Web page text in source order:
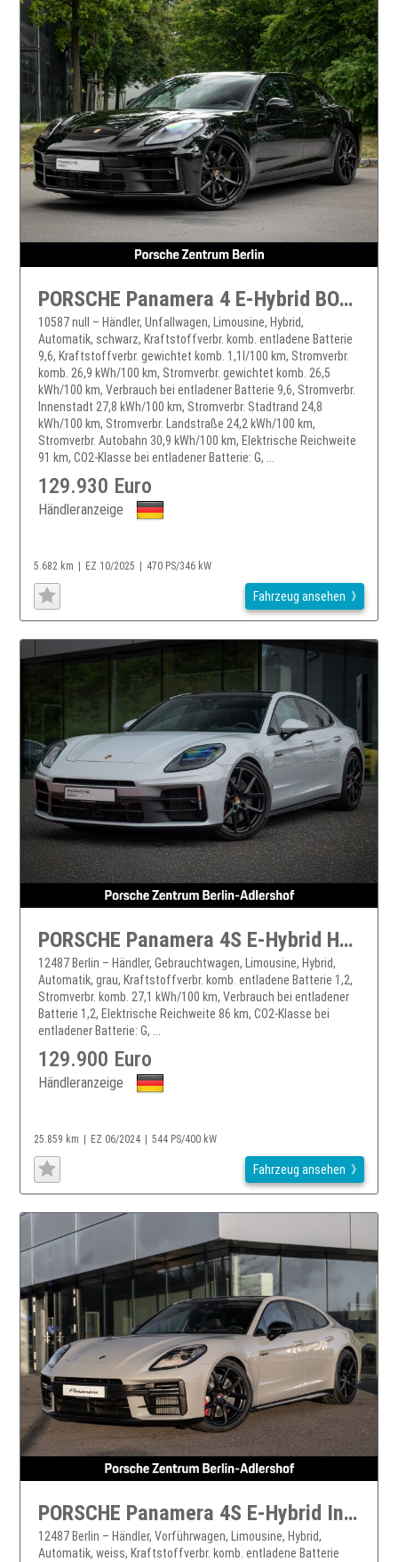
PORSCHE Panamera 4 E-Hybrid BOSE Sportabgasanlage LED
10587 null – Händler, Unfallwagen, Limousine, Hybrid,
Automatik, schwarz, Kraftstoffverbr. komb. entladene Batterie
9,6, Kraftstoffverbr. gewichtet komb. 1,1l/100 km, Stromverbr.
komb. 26,9 kWh/100 km, Stromverbr. gewichtet komb. 26,5
kWh/100 km, Verbrauch bei entladener Batterie 9,6, Stromverbr.
Innenstadt 27,8 kWh/100 km, Stromverbr. Stadtrand 24,8
kWh/100 km, Stromverbr. Landstraße 24,2 kWh/100 km,
Stromverbr. Autobahn 30,9 kWh/100 km, Elektrische Reichweite
91 km, CO2-Klasse bei entladener Batterie: G, ...
129.930 Euro
Händleranzeige
5.682 km EZ 10/2025 470 PS/346 kW
Fahrzeug ansehen
PORSCHE Panamera 4S E-Hybrid HA-Lenkung InnoDrive HeadUp
12487 Berlin – Händler, Gebrauchtwagen, Limousine, Hybrid,
Automatik, grau, Kraftstoffverbr. komb. entladene Batterie 1,2,
Stromverbr. komb. 27,1 kWh/100 km, Verbrauch bei entladener
Batterie 1,2, Elektrische Reichweite 86 km, CO2-Klasse bei
entladener Batterie: G, ...
129.900 Euro
Händleranzeige
25.859 km EZ 06/2024 544 PS/400 kW
Fahrzeug ansehen
PORSCHE Panamera 4S E-Hybrid InnoDrive Head-Up Sportabgas
12487 Berlin – Händler, Vorführwagen, Limousine, Hybrid,
Automatik, weiss, Kraftstoffverbr. komb. entladene Batterie